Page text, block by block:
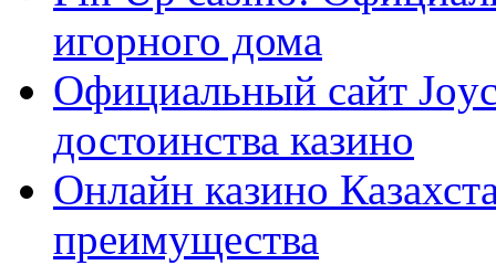
игорного дома
Официальный сайт
достоинства казино
Онлайн казино
преимущества